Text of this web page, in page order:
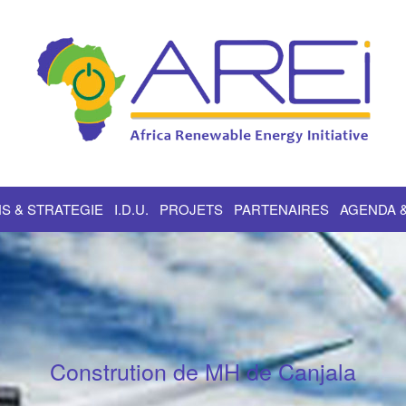
& STRATEGIE I.D.U. PROJETS PARTENAIRES AGENDA
Constrution de MH de Canjala